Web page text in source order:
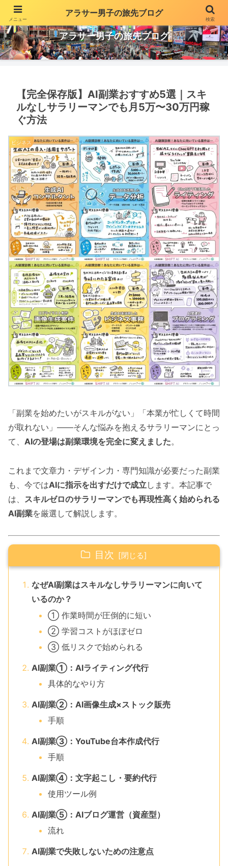
アラサー男子の旅先ブログ
【完全保存版】AI副業おすすめ5選｜スキ
ルなしサラリーマンでも月5万〜30万円稼
ぐ方法
ビジネス
「副業を始めたいがスキルがない」「本業が忙しくて時間
が取れない」――そんな悩みを抱えるサラリーマンにとっ
て、 AIの登場は副業環境を完全に変えました。
これまで文章力・デザイン力・専門知識が必要だった副業
も、今ではAIに指示を出すだけで成立します。本記事で
は、 スキルゼロのサラリーマンでも再現性高く始められる
AI副業を厳選して解説します。
目次
なぜAI副業はスキルなしサラリーマンに向いて
いるのか？
① 作業時間が圧倒的に短い
② 学習コストがほぼゼロ
③ 低リスクで始められる
AI副業①：AIライティング代行
具体的なやり方
AI副業②：AI画像生成×ストック販売
手順
AI副業③：YouTube台本作成代行
手順
AI副業④：文字起こし・要約代行
使用ツール例
AI副業⑤：AIブログ運営（資産型）
流れ
AI副業で失敗しないための注意点
メニュー
アラサー男子の旅先ブログ
検索